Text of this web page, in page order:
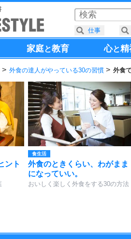
家庭と教育 心と精
外食の達人がやっている30の習慣 外食
ント
食生活
外食のときくらい、わがまま
になっていい。
おいしく楽しく外食をする30の方法
仕事